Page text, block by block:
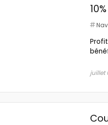
juillet